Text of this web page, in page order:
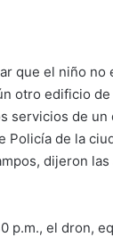
que el niño no
otro edificio
servicios de un
Policía de la
dijeron
p.m., el dron,